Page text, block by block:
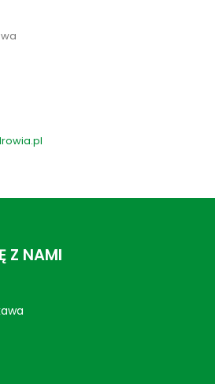
Z NAMI